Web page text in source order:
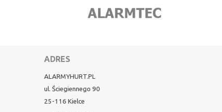
ADRES
ALARMYHURT.PL
ul. Ściegiennego 90
25-116 Kielce